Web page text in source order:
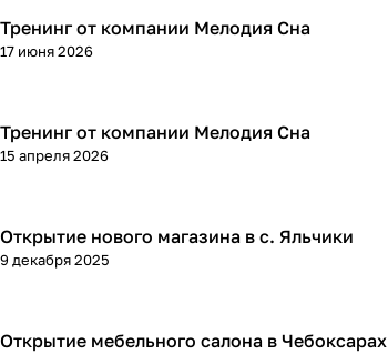
Тренинг от компании Мелодия Сна
17 июня 2026
Тренинг от компании Мелодия Сна
15 апреля 2026
Открытие нового магазина в с. Яльчики
9 декабря 2025
Открытие мебельного салона в Чебоксарах